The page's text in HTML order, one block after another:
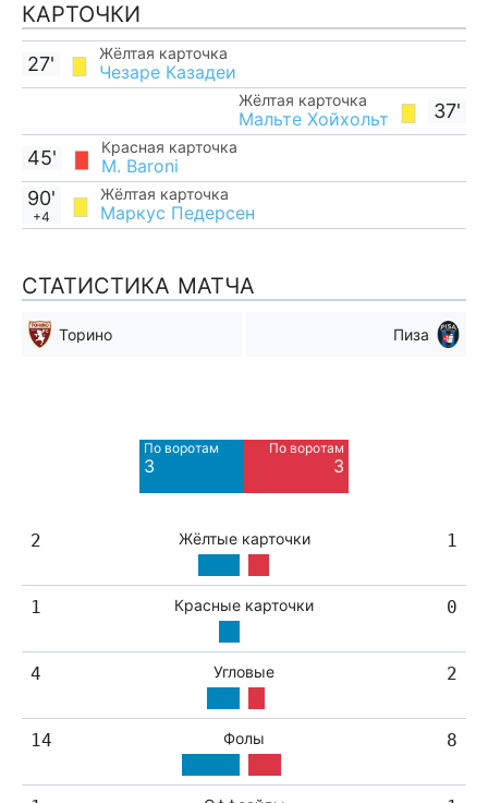
КАРТОЧКИ
Жёлтая карточка
Чезаре Казадеи
27'
37'
Жёлтая карточка
Мальте Хойхольт
Красная карточка
M. Baroni
45'
Жёлтая карточка
Маркус Педерсен
90'
+4
СТАТИСТИКА МАТЧА
Торино Пиза
По воротам
3
По воротам
3
2 Жёлтые карточки 1
1 Красные карточки 0
4 Угловые 2
14 Фолы 8